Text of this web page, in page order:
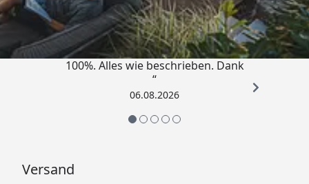
4,83/ 5
„Super schnell gelifert. Ware passt
100%. Alles wie beschrieben. Dank
“
06.08.2026
Versand